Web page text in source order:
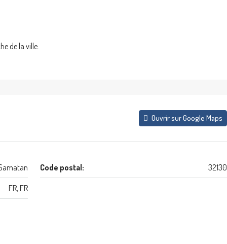
de la ville.
Ouvrir sur Google Maps
Code postal: 32130
FR, FR